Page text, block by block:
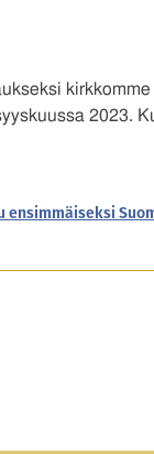
2023.